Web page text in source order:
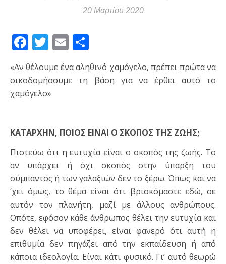
20 Μαρτίου 2020
Facebook
Twitter
Email
«Αν θέλουμε ένα αληθινό χαμόγελο, πρέπει πρώτα να
οικοδομήσουμε τη βάση για να έρθει αυτό το
χαμόγελο»
ΚΑΤΑΡΧΗΝ, ΠΟΙΟΣ ΕΙΝΑΙ Ο ΣΚΟΠΟΣ ΤΗΣ ΖΩΗΣ;
Πιστεύω ότι η ευτυχία είναι ο σκοπός της ζωής. Το
αν υπάρχει ή όχι σκοπός στην ύπαρξη του
σύμπαντος ή των γαλαξιών δεν το ξέρω. Όπως και να
‘χει όμως, το θέμα είναι ότι βρισκόμαστε εδώ, σε
αυτόν τον πλανήτη, μαζί με άλλους ανθρώπους.
Οπότε, εφόσον κάθε άνθρωπος θέλει την ευτυχία και
δεν θέλει να υποφέρει, είναι φανερό ότι αυτή η
επιθυμία δεν πηγάζει από την εκπαίδευση ή από
κάποια ιδεολογία. Είναι κάτι φυσικό. Γι’ αυτό θεωρώ